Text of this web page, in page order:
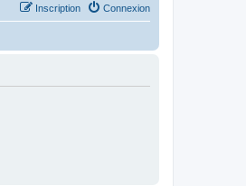
Connexion
Inscription